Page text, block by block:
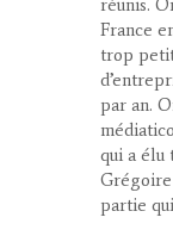
réunis.
France
trop
par an.
qui a élu
partie